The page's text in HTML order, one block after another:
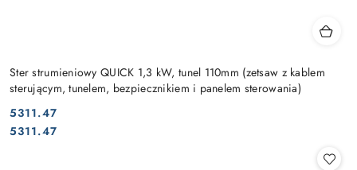
Ster strumieniowy QUICK 1,3 kW, tunel 110mm (zetsaw z kablem
sterującym, tunelem, bezpiecznikiem i panelem sterowania)
Cena:
5311.47
Cena:
5311.47